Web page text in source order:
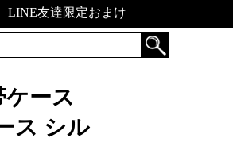
LINE友達限定おまけ
ース
ス シル